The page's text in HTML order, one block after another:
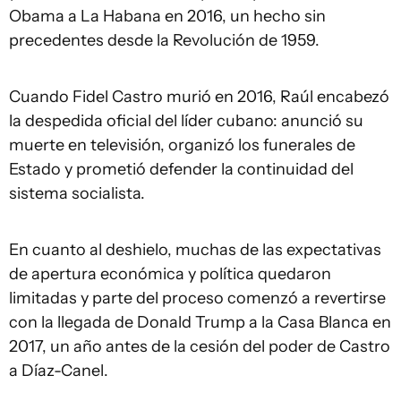
Obama a La Habana en 2016, un hecho sin
precedentes desde la Revolución de 1959.
Cuando Fidel Castro murió en 2016, Raúl encabezó
la despedida oficial del líder cubano: anunció su
muerte en televisión, organizó los funerales de
Estado y prometió defender la continuidad del
sistema socialista.
En cuanto al deshielo, muchas de las expectativas
de apertura económica y política quedaron
limitadas y parte del proceso comenzó a revertirse
con la llegada de Donald Trump a la Casa Blanca en
2017, un año antes de la cesión del poder de Castro
a Díaz-Canel.